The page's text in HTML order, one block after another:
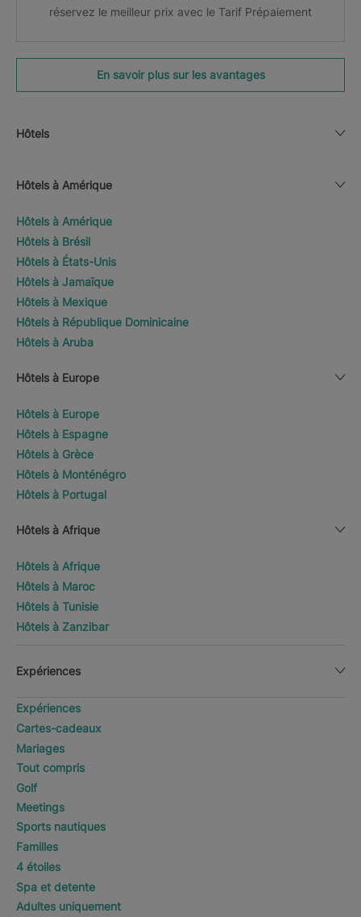
réservez le meilleur prix avec le Tarif Prépaiement
En savoir plus sur les avantages
Hôtels
Hôtels à Amérique
Hôtels à Amérique
Hôtels à Brésil
Hôtels à États-Unis
Hôtels à Jamaïque
Hôtels à Mexique
Hôtels à République Dominicaine
Hôtels à Aruba
Hôtels à Europe
Hôtels à Europe
Hôtels à Espagne
Hôtels à Grèce
Hôtels à Monténégro
Hôtels à Portugal
Hôtels à Afrique
Hôtels à Afrique
Hôtels à Maroc
Hôtels à Tunisie
Hôtels à Zanzibar
Expériences
Expériences
Cartes-cadeaux
Mariages
Tout compris
Golf
Meetings
Sports nautiques
Familles
4 étoiles
Spa et detente
Adultes uniquement